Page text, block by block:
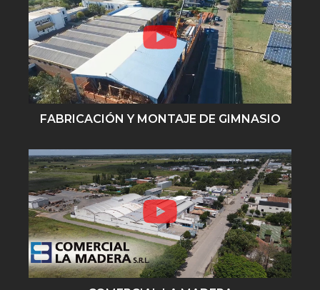
FABRICACIÓN Y MONTAJE DE GIMNASIO